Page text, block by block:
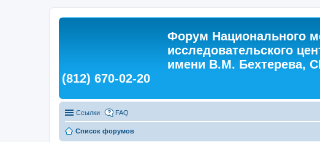
Форум Национального
исследовательского
имени В.М. Бехтерева,
(812) 670-02-20
Ссылки FAQ
Список форумов